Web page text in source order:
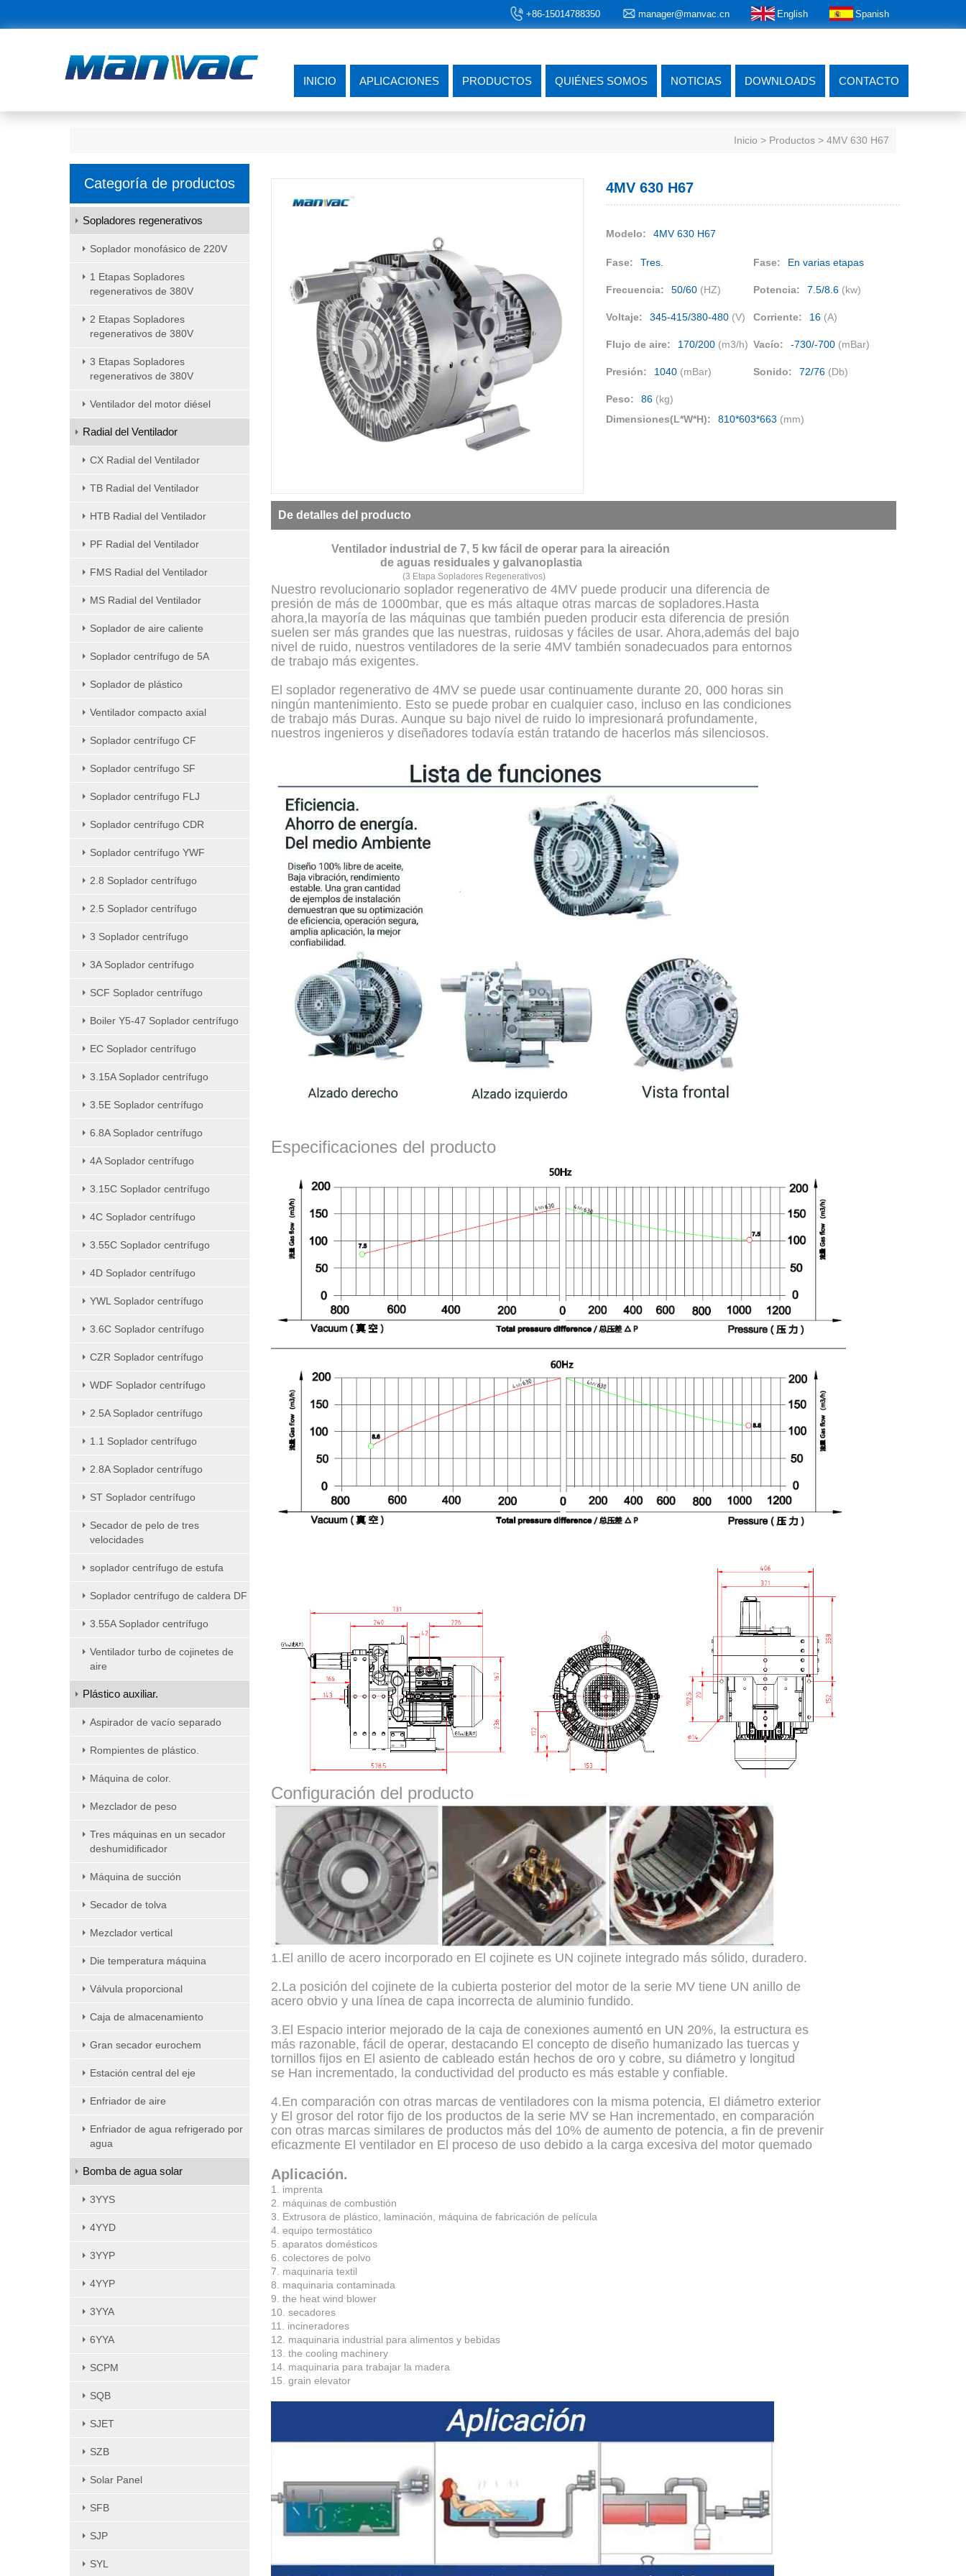
Spanish
English
manager@manvac.cn
+86-15014788350
INICIO APLICACIONES PRODUCTOS QUIÉNES SOMOS NOTICIAS DOWNLOADS CONTACTO
Inicio > Productos > 4MV 630 H67
Categoría de productos
Sopladores regenerativos
Soplador monofásico de 220V
1 Etapas Sopladores
regenerativos de 380V
2 Etapas Sopladores
regenerativos de 380V
3 Etapas Sopladores
regenerativos de 380V
Ventilador del motor diésel
Radial del Ventilador
CX Radial del Ventilador
TB Radial del Ventilador
HTB Radial del Ventilador
PF Radial del Ventilador
FMS Radial del Ventilador
MS Radial del Ventilador
Soplador de aire caliente
Soplador centrífugo de 5A
Soplador de plástico
Ventilador compacto axial
Soplador centrífugo CF
Soplador centrífugo SF
Soplador centrífugo FLJ
Soplador centrífugo CDR
Soplador centrífugo YWF
2.8 Soplador centrífugo
2.5 Soplador centrífugo
3 Soplador centrífugo
3A Soplador centrífugo
SCF Soplador centrífugo
Boiler Y5-47 Soplador centrífugo
EC Soplador centrífugo
3.15A Soplador centrífugo
3.5E Soplador centrífugo
6.8A Soplador centrífugo
4A Soplador centrífugo
3.15C Soplador centrífugo
4C Soplador centrífugo
3.55C Soplador centrífugo
4D Soplador centrífugo
YWL Soplador centrífugo
3.6C Soplador centrífugo
CZR Soplador centrífugo
WDF Soplador centrífugo
2.5A Soplador centrífugo
1.1 Soplador centrífugo
2.8A Soplador centrífugo
ST Soplador centrífugo
Secador de pelo de tres
velocidades
soplador centrífugo de estufa
Soplador centrífugo de caldera DF
3.55A Soplador centrífugo
Ventilador turbo de cojinetes de
aire
Plástico auxiliar.
Aspirador de vacío separado
Rompientes de plástico.
Máquina de color.
Mezclador de peso
Tres máquinas en un secador
deshumidificador
Máquina de succión
Secador de tolva
Mezclador vertical
Die temperatura máquina
Válvula proporcional
Caja de almacenamiento
Gran secador eurochem
Estación central del eje
Enfriador de aire
Enfriador de agua refrigerado por
agua
Bomba de agua solar
3YYS
4YYD
3YYP
4YYP
3YYA
6YYA
SCPM
SQB
SJET
SZB
Solar Panel
SFB
SJP
SYL
4MV 630 H67
Modelo: 4MV 630 H67
Fase: Tres. Fase: En varias etapas
Frecuencia: 50/60 (HZ) Potencia: 7.5/8.6(kw)
Voltaje: 345-415/380-480 (V) Corriente: 16(A)
Flujo de aire: 170/200 (m3/h) Vacío: -730/-700(mBar)
Presión: 1040 (mBar) Sonido: 72/76(Db)
Peso: 86 (kg)
Dimensiones(L*W*H):
810*603*663 (mm)
De detalles del producto
Ventilador industrial de 7, 5 kw fácil de operar para la aireación
de aguas residuales y galvanoplastia
(3 Etapa Sopladores Regenerativos)
Nuestro revolucionario soplador regenerativo de 4MV puede producir una diferencia de
presión de más de 1000mbar, que es más altaque otras marcas de sopladores.Hasta
ahora,la mayoría de las máquinas que también pueden producir esta diferencia de presión
suelen ser más grandes que las nuestras, ruidosas y fáciles de usar. Ahora,además del bajo
nivel de ruido, nuestros ventiladores de la serie 4MV también sonadecuados para entornos
de trabajo más exigentes.
El soplador regenerativo de 4MV se puede usar continuamente durante 20, 000 horas sin
ningún mantenimiento. Esto se puede probar en cualquier caso, incluso en las condiciones
de trabajo más Duras. Aunque su bajo nivel de ruido lo impresionará profundamente,
nuestros ingenieros y diseñadores todavía están tratando de hacerlos más silenciosos.
Especificaciones del producto
Configuración del producto
1.El anillo de acero incorporado en El cojinete es UN cojinete integrado más sólido, duradero.
2.La posición del cojinete de la cubierta posterior del motor de la serie MV tiene UN anillo de
acero obvio y una línea de capa incorrecta de aluminio fundido.
3.El Espacio interior mejorado de la caja de conexiones aumentó en UN 20%, la estructura es
más razonable, fácil de operar, destacando El concepto de diseño humanizado las tuercas y
tornillos fijos en El asiento de cableado están hechos de oro y cobre, su diámetro y longitud
se Han incrementado, la conductividad del producto es más estable y confiable.
4.En comparación con otras marcas de ventiladores con la misma potencia, El diámetro exterior
y El grosor del rotor fijo de los productos de la serie MV se Han incrementado, en comparación
con otras marcas similares de productos más del 10% de aumento de potencia, a fin de prevenir
eficazmente El ventilador en El proceso de uso debido a la carga excesiva del motor quemado
Aplicación.
1. imprenta
2. máquinas de combustión
3. Extrusora de plástico, laminación, máquina de fabricación de película
4. equipo termostático
5. aparatos domésticos
6. colectores de polvo
7. maquinaria textil
8. maquinaria contaminada
9. the heat wind blower
10. secadores
11. incineradores
12. maquinaria industrial para alimentos y bebidas
13. the cooling machinery
14. maquinaria para trabajar la madera
15. grain elevator